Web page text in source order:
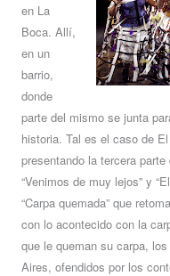
en La
Boca. Allí,
en un
barrio,
donde
parte del mismo se junta
historia. Tal es el caso de
presentando la tercera
“Venimos de muy lejos” y
“Carpa quemada” que
con lo acontecido con la
que le queman su carpa,
Aires, ofendidos por los